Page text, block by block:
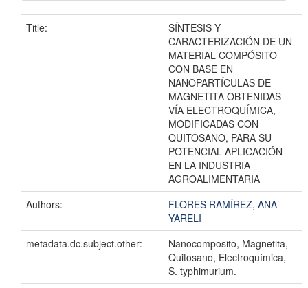
Title:
SÍNTESIS Y
CARACTERIZACIÓN DE UN
MATERIAL COMPÓSITO
CON BASE EN
NANOPARTÍCULAS DE
MAGNETITA OBTENIDAS
VÍA ELECTROQUÍMICA,
MODIFICADAS CON
QUITOSANO, PARA SU
POTENCIAL APLICACIÓN
EN LA INDUSTRIA
AGROALIMENTARIA
Authors:
FLORES RAMÍREZ, ANA
YARELI
metadata.dc.subject.other:
Nanocomposito, Magnetita,
Quitosano, Electroquímica,
S. typhimurium.